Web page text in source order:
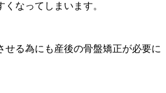
なってしまいます。
せる為にも産後の骨盤矯正が必要に